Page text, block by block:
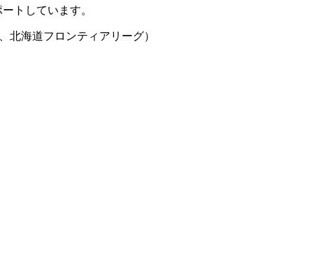
トしています。
海道フロンティアリーグ）